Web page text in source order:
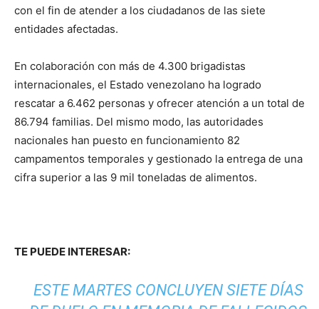
con el fin de atender a los ciudadanos de las siete
entidades afectadas.
En colaboración con más de 4.300 brigadistas
internacionales, el Estado venezolano ha logrado
rescatar a 6.462 personas y ofrecer atención a un total de
86.794 familias. Del mismo modo, las autoridades
nacionales han puesto en funcionamiento 82
campamentos temporales y gestionado la entrega de una
cifra superior a las 9 mil toneladas de alimentos.
TE PUEDE INTERESAR:
ESTE MARTES CONCLUYEN SIETE DÍAS